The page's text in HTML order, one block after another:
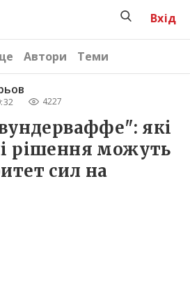
Автори Теми
Вхід
4227
які
рішення можуть
сил на